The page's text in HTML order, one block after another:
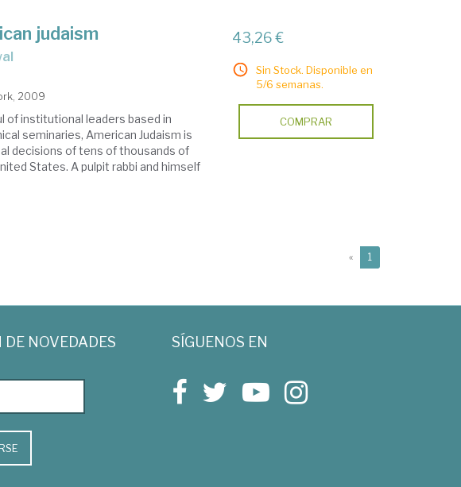
judaism
2009
of institutional leaders based in
seminaries, American Judaism is
decisions of tens of thousands of
States. A pulpit rabbi and himself
43,26 €
Sin Stock. Disponible en
5/6 semanas.
COMPRAR
« 1
NOVEDADES SÍGUENOS EN